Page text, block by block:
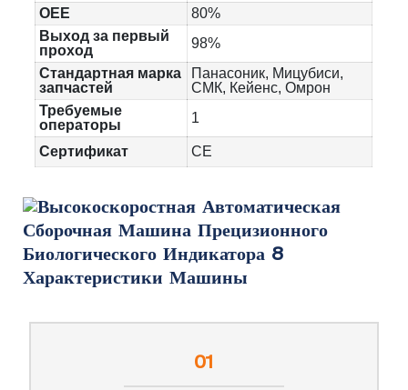
OEE
80%
Выход за первый
проход
98%
Стандартная марка
запчастей
Панасоник, Мицубиси,
СМК, Кейенс, Омрон
Требуемые
операторы
1
Сертификат CE
Характеристики Машины
01